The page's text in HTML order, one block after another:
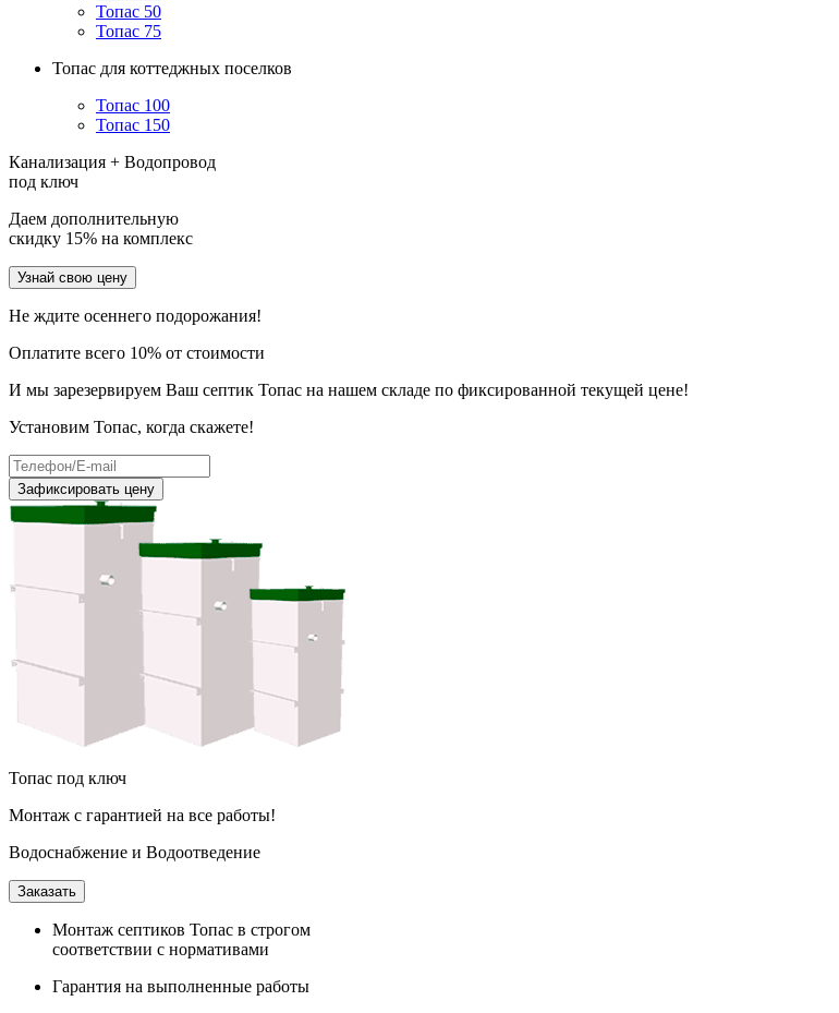
Топас 50
Топас 75
Топас для коттеджных поселков
Топас 100
Топас 150
Канализация + Водопровод
под ключ
Даем дополнительную
скидку 15% на комплекс
Узнай свою цену
Не ждите осеннего подорожания!
Оплатите всего 10% от стоимости
И мы зарезервируем Ваш септик Топас на нашем складе по фиксированной текущей цене!
Установим Топас, когда скажете!
Зафиксировать цену
Топас под ключ
Монтаж с гарантией на все работы!
Водоснабжение и Водоотведение
Заказать
Монтаж септиков Топас в строгом
соответствии с нормативами
Гарантия на выполненные работы